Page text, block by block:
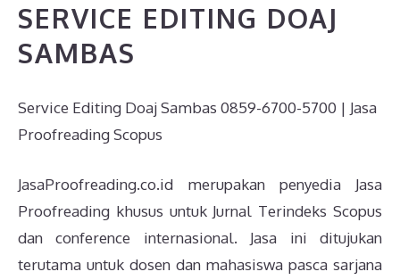
SERVICE EDITING DOAJ
SAMBAS
Service Editing Doaj Sambas 0859-6700-5700 | Jasa
Proofreading Scopus
JasaProofreading.co.id merupakan penyedia Jasa
Proofreading khusus untuk Jurnal Terindeks Scopus
dan conference internasional. Jasa ini ditujukan
terutama untuk dosen dan mahasiswa pasca sarjana